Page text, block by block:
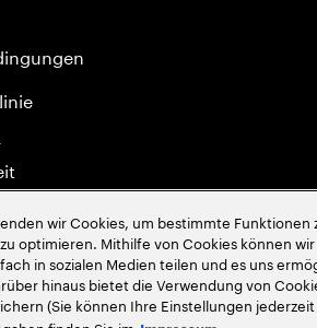
wir Cookies, um bestimmte
optimieren. Mithilfe von Cookies können
in sozialen Medien teilen und es uns
hinaus bietet die Verwendung von
(Sie können Ihre Einstellungen